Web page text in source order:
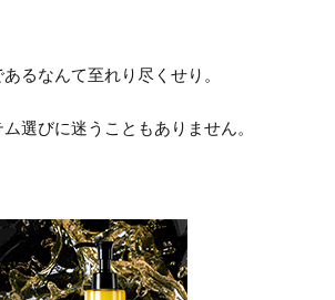
るなんて至れり尽くせり。
選びに迷うこともありません。